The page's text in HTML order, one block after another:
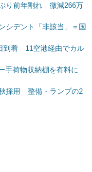
り前年割れ 微減266万
シデント「非該当」＝国
到着 11空港経由でカル
手荷物収納棚を有料に
採用 整備・ランプの2